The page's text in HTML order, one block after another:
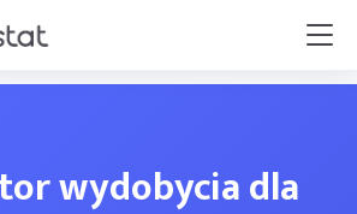
wydobycia dla